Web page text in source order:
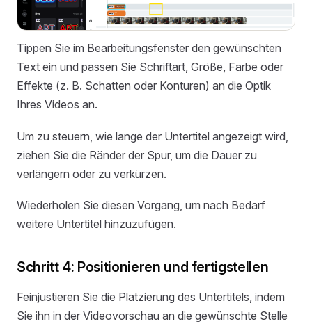
Tippen Sie im Bearbeitungsfenster den gewünschten
Text ein und passen Sie Schriftart, Größe, Farbe oder
Effekte (z. B. Schatten oder Konturen) an die Optik
Ihres Videos an.
Um zu steuern, wie lange der Untertitel angezeigt wird,
ziehen Sie die Ränder der Spur, um die Dauer zu
verlängern oder zu verkürzen.
Wiederholen Sie diesen Vorgang, um nach Bedarf
weitere Untertitel hinzuzufügen.
Schritt 4: Positionieren und fertigstellen
Feinjustieren Sie die Platzierung des Untertitels, indem
Sie ihn in der Videovorschau an die gewünschte Stelle